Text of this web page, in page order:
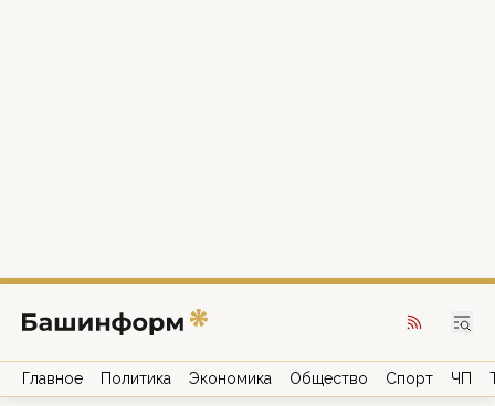
Главное Политика Экономика Общество Спорт ЧП